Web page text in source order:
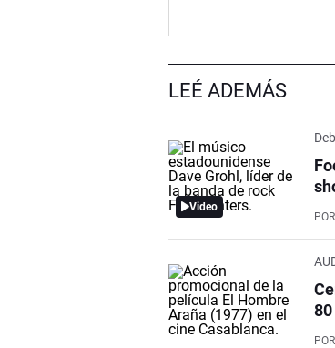
LEÉ ADEMÁS
Video
POR
POR